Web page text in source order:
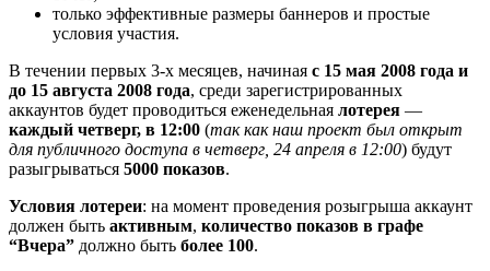
только эффективные размеры баннеров и простые
условия участия.
В течении первых 3-х месяцев, начиная с 15 мая 2008 года и
до 15 августа 2008 года, среди зарегистрированных
аккаунтов будет проводиться еженедельная лотерея —
каждый четверг, в 12:00 (так как наш проект был открыт
для публичного доступа в четверг, 24 апреля в 12:00) будут
разыгрываться 5000 показов.
Условия лотереи: на момент проведения розыгрыша аккаунт
должен быть активным, количество показов в графе
“Вчера” должно быть более 100.